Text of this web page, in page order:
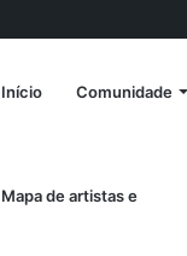
Início Comunidade
Mapa de artistas e